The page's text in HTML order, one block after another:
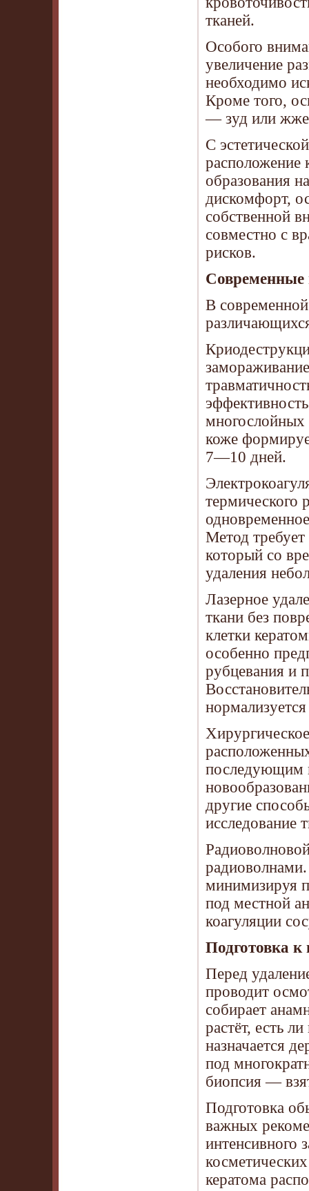
тканей.
Особого
увеличение
необходимо
Кроме того,
— зуд или
С
расположение
образования
дискомфорт,
собственной
совместно с
рисков.
Современные
В
коже
7—10 дней.
Метод требует
который со
удаления
Лазерное
ткани без
клетки
особенно
рубцевания и
последующим
другие
исследование
радиоволнами.
минимизируя
под местной
коагуляции
Подготовка
Перед
проводит
собирает
растёт, есть
назначается
под
биопсия —
Подготовка
важных
интенсивного
кератома